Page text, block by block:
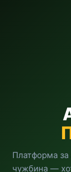
Платформа
чужбина —